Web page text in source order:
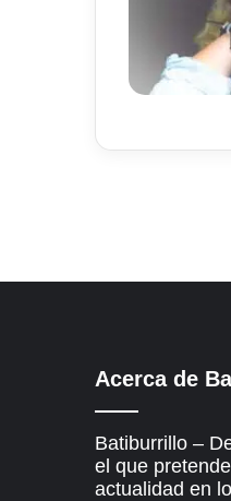
Acerca de
Batiburrillo –
el que
actualidad en